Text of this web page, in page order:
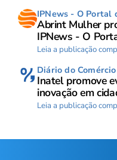
IPNews - O Portal
Abrint Mulher
IPNews - O
Leia a publicação
Diário do Comércio
Inatel promove
inovação em
Leia a publicação